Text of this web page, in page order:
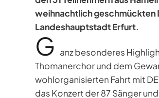
weihnachtlich geschmückten
Landeshauptstadt Erfurt.
G anz besonderes
Thomanerchor und dem
wohlorganisierten Fahrt mit
das Konzert der 87 Sänger